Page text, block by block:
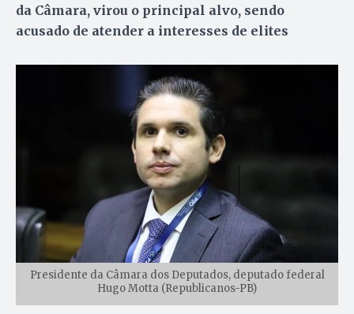
da Câmara, virou o principal alvo, sendo
acusado de atender a interesses de elites
Presidente da Câmara dos Deputados, deputado federal
Hugo Motta (Republicanos-PB)